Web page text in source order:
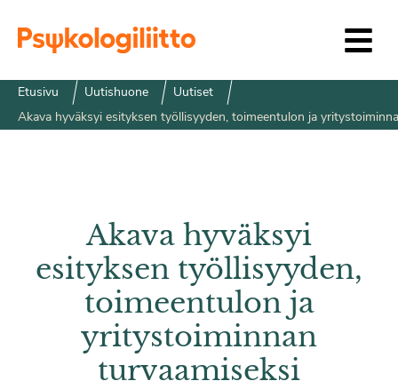
Etusivu Uutishuone
Uutiset
Akava hyväksyi esityksen työllisyyden, toimeentulon ja
Akava hyväksyi
esityksen työllisyyden,
toimeentulon ja
yritystoiminnan
turvaamiseksi